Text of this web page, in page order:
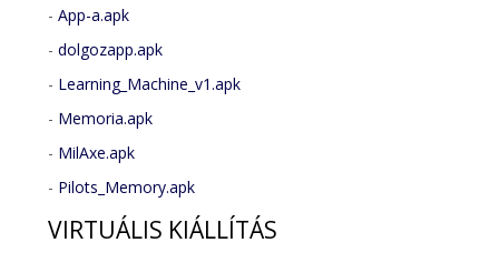
-App-a.apk
-dolgozapp.apk
- Learning_Machine_v1.apk
- Memoria.apk
- MilAxe.apk
- Pilots_Memory.apk
VIRTUÁLIS KIÁLLÍTÁS